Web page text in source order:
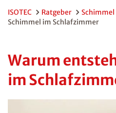
ISOTEC Ratgeber
Schimmel
Schimmel im Schlafzimmer
Warum
im